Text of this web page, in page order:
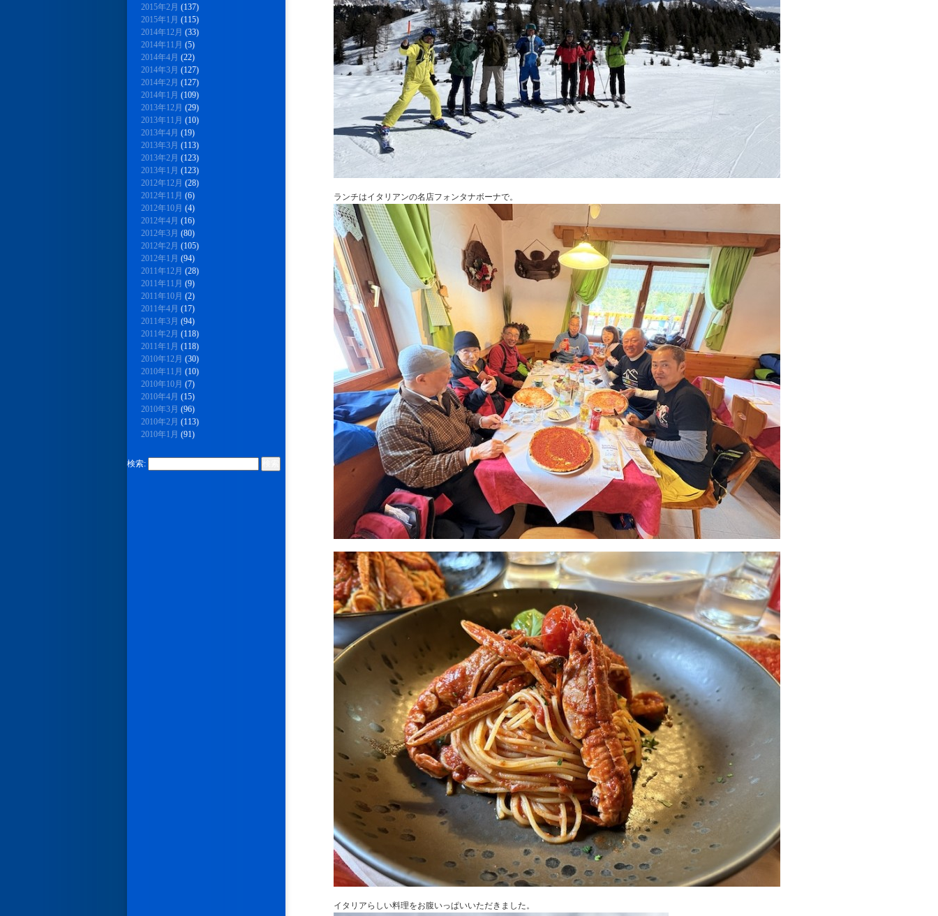
ランチはイタリアンの名店フォンタナボーナで。
イタリアらしい料理をお腹いっぱいいただきました。
2015年2月 (137)
2015年1月 (115)
2014年12月 (33)
2014年11月 (5)
2014年4月 (22)
2014年3月 (127)
2014年2月 (127)
2014年1月 (109)
2013年12月 (29)
2013年11月 (10)
2013年4月 (19)
2013年3月 (113)
2013年2月 (123)
2013年1月 (123)
2012年12月 (28)
2012年11月 (6)
2012年10月 (4)
2012年4月 (16)
2012年3月 (80)
2012年2月 (105)
2012年1月 (94)
2011年12月 (28)
2011年11月 (9)
2011年10月 (2)
2011年4月 (17)
2011年3月 (94)
2011年2月 (118)
2011年1月 (118)
2010年12月 (30)
2010年11月 (10)
2010年10月 (7)
2010年4月 (15)
2010年3月 (96)
2010年2月 (113)
2010年1月 (91)
検索: